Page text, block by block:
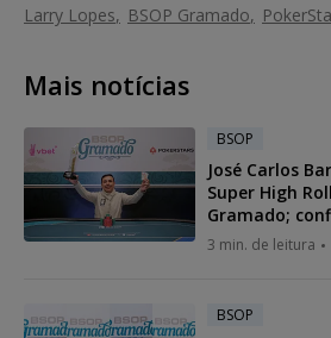
Larry Lopes
BSOP Gramado
Mais notícias
BSOP
José Carlos
Super High
Gramado;
3 min. de leitura
BSOP